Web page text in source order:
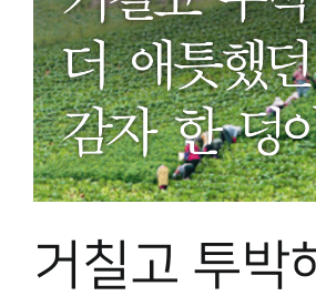
거칠고 투박